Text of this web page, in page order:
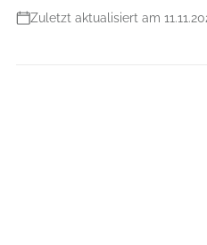
Zuletzt aktualisiert am